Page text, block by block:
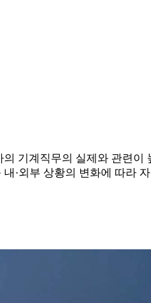
기계직무의 실제와 관련이
·외부 상황의 변화에 따라